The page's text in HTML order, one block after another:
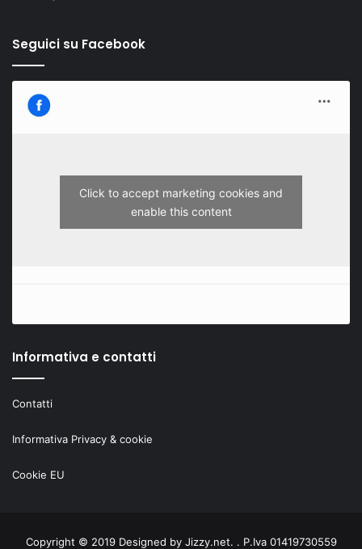
Seguici su Facebook
Click to accept marketing cookies and
enable this content
Informativa e contatti
Contatti
Informativa Privacy & cookie
Cookie EU
Copyright © 2019 Designed by Jizzy.net. . P.Iva 01419730559